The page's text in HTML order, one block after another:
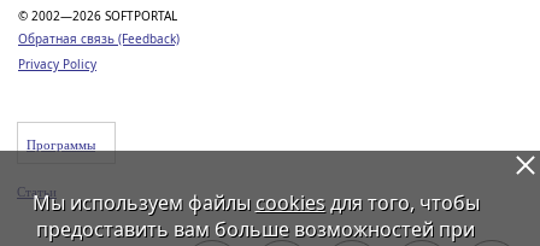
© 2002—2026 SOFTPORTAL
Обратная связь (Feedback)
Privacy Policy
Программы
Статьи
Мы используем файлы cookiesдля того, чтобы
предоставить вам больше возможностей при